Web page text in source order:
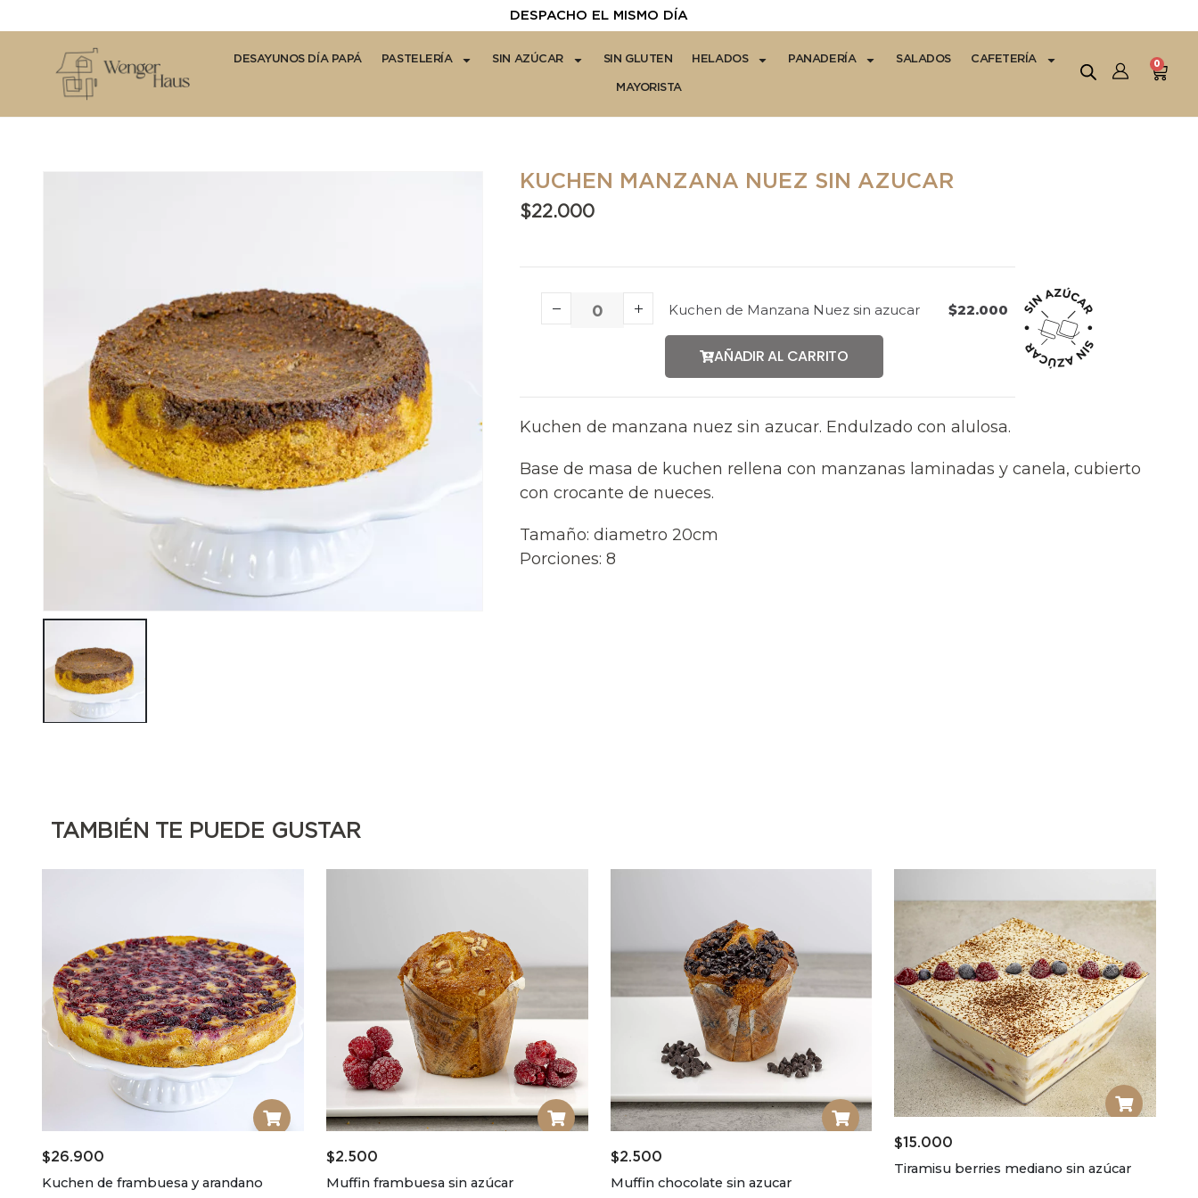
DESPACHO EL MISMO DÍA
DESAYUNOS DÍA PAPÁ PASTELERÍA SIN AZÚCAR SIN GLUTEN HELADOS PANADERÍA SALADOS CAFETERÍA
MAYORISTA
0
KUCHEN MANZANA NUEZ SIN AZUCAR
$22.000
Kuchen de Manzana Nuez sin azucar $22.000
AÑADIR AL CARRITO
Kuchen de manzana nuez sin azucar. Endulzado con alulosa.
Base de masa de kuchen rellena con manzanas laminadas y canela, cubierto
con crocante de nueces.
Tamaño: diametro 20cm
Porciones: 8
TAMBIÉN TE PUEDE GUSTAR
$26.900
Kuchen de frambuesa y arandano
$2.500
Muffin frambuesa sin azúcar
$2.500
Muffin chocolate sin azucar
$15.000
Tiramisu berries mediano sin azúcar